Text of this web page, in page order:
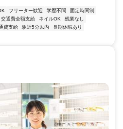
フリーター歓迎 学歴不問
固定時間制
交通費全額支給 ネイルOK
残業なし
費支給 駅近5分以内
長期休暇あり